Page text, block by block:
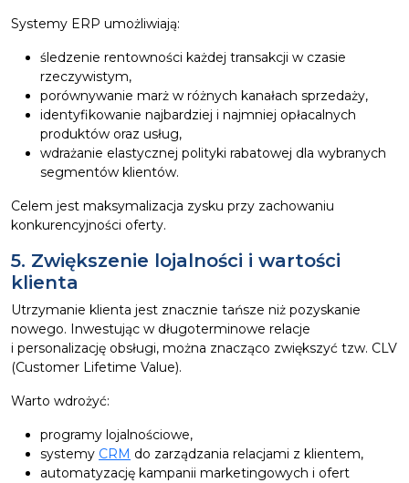
Systemy ERP umożliwiają:
śledzenie rentowności każdej transakcji w czasie
rzeczywistym,
porównywanie marż w różnych kanałach sprzedaży,
identyfikowanie najbardziej i najmniej opłacalnych
produktów oraz usług,
wdrażanie elastycznej polityki rabatowej dla wybranych
segmentów klientów.
Celem jest maksymalizacja zysku przy zachowaniu
konkurencyjności oferty.
5. Zwiększenie lojalności i wartości
klienta
Utrzymanie klienta jest znacznie tańsze niż pozyskanie
nowego. Inwestując w długoterminowe relacje
i personalizację obsługi, można znacząco zwiększyć tzw. CLV
(Customer Lifetime Value).
Warto wdrożyć:
programy lojalnościowe,
systemy CRM do zarządzania relacjami z klientem,
automatyzację kampanii marketingowych i ofert